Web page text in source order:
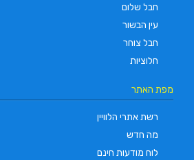
חבל שלום
עין הבשור
חבל צוחר
חלוציות
מפת האתר
רשת אתרי הלוויין
מה חדש
לוח מודעות חינם